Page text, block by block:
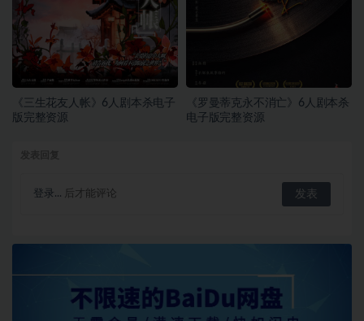
《三生花友人帐》6人剧本杀电子
版完整资源
《罗曼蒂克永不消亡》6人剧本杀
电子版完整资源
登录... 后才能评论